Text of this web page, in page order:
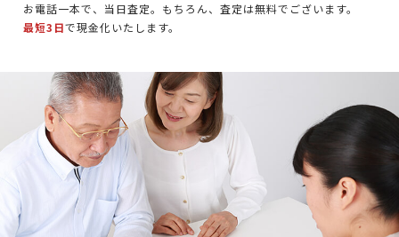
お電話一本で、当日査定。もちろん、査定は無料でございます。
最短3日で現金化いたします。